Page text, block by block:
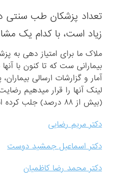
تعداد پزشکان طب سنتی
زیاد است، با کدام یک
ملاک ما برای امتیاز دهی به
بیمارانی ست که تا کنون با
آمار و گزارشات ارسالی
لینک آنها را قرار میدهیم
(بیش از ۸۸ درصد) جلب کرده اند:
دکتر مریم رضایی
دکتر اسماعیل جمشید دوست
دکتر محمد رضا کاظمیان